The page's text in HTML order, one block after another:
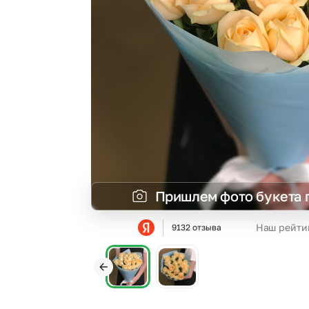
Гортензии
Эустома
Пришлем фото букета
9132 отзыва Наш